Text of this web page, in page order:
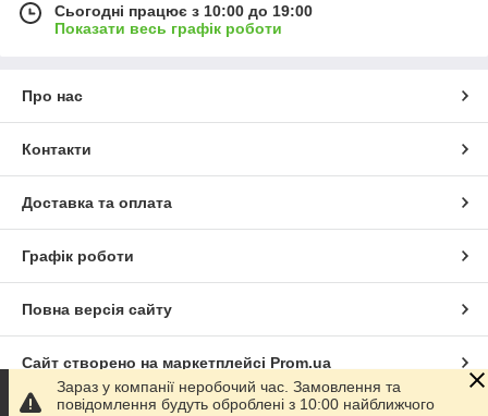
Сьогодні працює з 10:00 до 19:00
Показати весь графік роботи
Про нас
Контакти
Доставка та оплата
Графік роботи
Повна версія сайту
Сайт створено на маркетплейсі Prom.ua
Зараз у компанії неробочий час. Замовлення та
повідомлення будуть оброблені з 10:00 найближчого